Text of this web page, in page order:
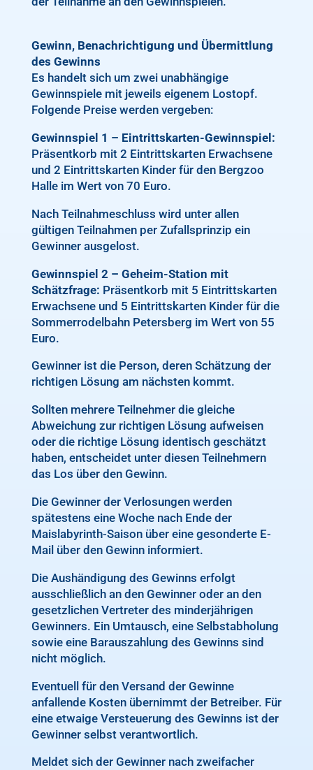
Gewinn, Benachrichtigung und Übermittlung
des Gewinns
Es handelt sich um zwei unabhängige
Gewinnspiele mit jeweils eigenem Lostopf.
Folgende Preise werden vergeben:
Gewinnspiel 1 – Eintrittskarten-Gewinnspiel:
Präsentkorb mit 2 Eintrittskarten Erwachsene
und 2 Eintrittskarten Kinder für den Bergzoo
Halle im Wert von 70 Euro.
Nach Teilnahmeschluss wird unter allen
gültigen Teilnahmen per Zufallsprinzip ein
Gewinner ausgelost.
Gewinnspiel 2 – Geheim-Station mit
Schätzfrage: Präsentkorb mit 5 Eintrittskarten
Erwachsene und 5 Eintrittskarten Kinder für die
Sommerrodelbahn Petersberg im Wert von 55
Euro.
Gewinner ist die Person, deren Schätzung der
richtigen Lösung am nächsten kommt.
Sollten mehrere Teilnehmer die gleiche
Abweichung zur richtigen Lösung aufweisen
oder die richtige Lösung identisch geschätzt
haben, entscheidet unter diesen Teilnehmern
das Los über den Gewinn.
Die Gewinner der Verlosungen werden
spätestens eine Woche nach Ende der
Maislabyrinth-Saison über eine gesonderte E-
Mail über den Gewinn informiert.
Die Aushändigung des Gewinns erfolgt
ausschließlich an den Gewinner oder an den
gesetzlichen Vertreter des minderjährigen
Gewinners. Ein Umtausch, eine Selbstabholung
sowie eine Barauszahlung des Gewinns sind
nicht möglich.
Eventuell für den Versand der Gewinne
anfallende Kosten übernimmt der Betreiber. Für
eine etwaige Versteuerung des Gewinns ist der
Gewinner selbst verantwortlich.
Meldet sich der Gewinner nach zweifacher